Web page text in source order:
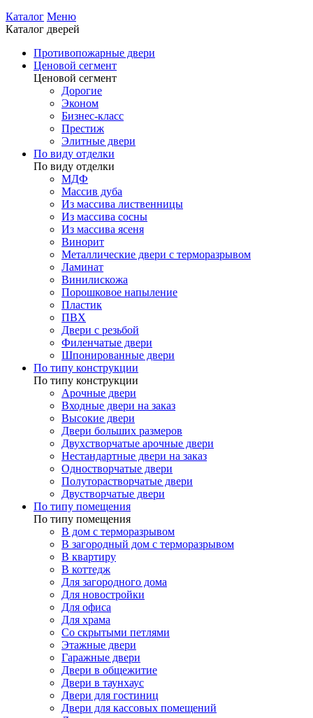
Каталог Меню
Каталог дверей
Противопожарные двери
Ценовой сегмент
Ценовой сегмент
Дорогие
Эконом
Бизнес-класс
Престиж
Элитные двери
По виду отделки
По виду отделки
МДФ
Массив дуба
Из массива лиственницы
Из массива сосны
Из массива ясеня
Винорит
Металлические двери с терморазрывом
Ламинат
Винилискожа
Порошковое напыление
Пластик
ПВХ
Двери с резьбой
Филенчатые двери
Шпонированные двери
По типу конструкции
По типу конструкции
Арочные двери
Входные двери на заказ
Высокие двери
Двери больших размеров
Двухстворчатые арочные двери
Нестандартные двери на заказ
Одностворчатые двери
Полуторастворчатые двери
Двустворчатые двери
По типу помещения
По типу помещения
В дом с терморазрывом
В загородный дом с терморазрывом
В квартиру
В коттедж
Для загородного дома
Для новостройки
Для офиса
Для храма
Со скрытыми петлями
Этажные двери
Гаражные двери
Двери в общежитие
Двери в таунхаус
Двери для гостиниц
Двери для кассовых помещений